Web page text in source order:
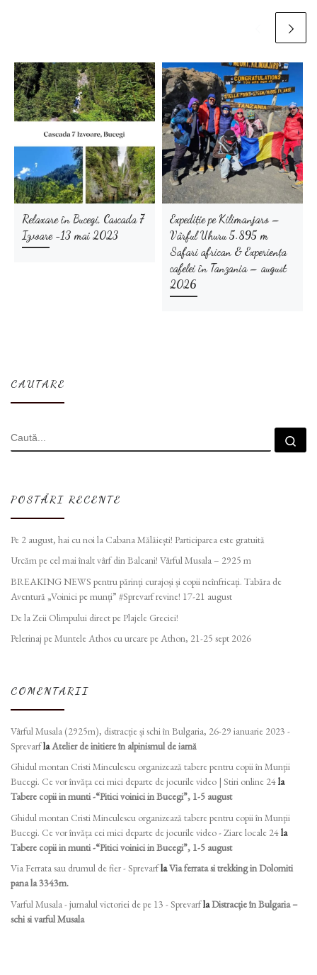
Relaxare în Bucegi, Cascada 7
Izvoare -13 mai 2023
Expediție pe Kilimanjaro –
Vârful Uhuru 5.895 m
Safari african & Experiența
cafelei în Tanzania – august
2026
CAUTARE
CĂUTARE
POSTĂRI RECENTE
Pe 2 august, hai cu noi la Cabana Mălăiești! Participarea este gratuită
Urcăm pe cel mai înalt vârf din Balcani! Vârful Musala – 2925 m
BREAKING NEWS pentru părinți curajoși și copii neînfricați. Tabăra de
Aventură „Voinici pe munți” #Sprevarf revine! 17-21 august
De la Zeii Olimpului direct pe Plajele Greciei!
Pelerinaj pe Muntele Athos cu urcare pe Athon, 21-25 sept 2026
COMENTARII
Vârful Musala (2925m), distracție și schi în Bulgaria, 26-29 ianuarie 2023 -
SprevarflaAtelier de initiere în alpinismul de iarnă
Ghidul montan Cristi Minculescu organizează tabere pentru copii în Munţii
Bucegi. Ce vor învăța cei mici departe de jocurile video | Stiri online 24la
Tabere copii in munti -“Pitici voinici in Bucegi”, 1-5 august
Ghidul montan Cristi Minculescu organizează tabere pentru copii în Munţii
Bucegi. Ce vor învăța cei mici departe de jocurile video - Ziare locale 24la
Tabere copii in munti -“Pitici voinici in Bucegi”, 1-5 august
Via Ferrata sau drumul de fier - SprevarflaVia ferrata si trekking in Dolomiti
pana la 3343m.
Varful Musala - jurnalul victoriei de pe 13 - SprevarflaDistracție în Bulgaria –
schi si varful Musala